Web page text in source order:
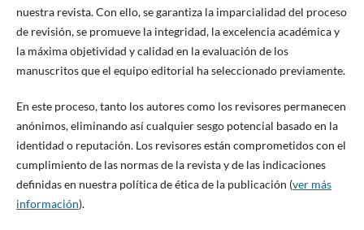
nuestra revista. Con ello, se garantiza la imparcialidad del proceso
de revisión, se promueve la integridad, la excelencia académica y
la máxima objetividad y calidad en la evaluación de los
manuscritos que el equipo editorial ha seleccionado previamente.
En este proceso, tanto los autores como los revisores permanecen
anónimos, eliminando así cualquier sesgo potencial basado en la
identidad o reputación. Los revisores están comprometidos con el
cumplimiento de las normas de la revista y de las indicaciones
definidas en nuestra política de ética de la publicación (ver más
información).